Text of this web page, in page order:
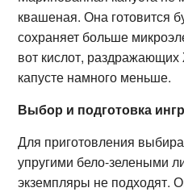
квашеная. Она готовится
сохраняет больше
вот кислот,
капусте намного меньше.
Выбор и подготовка
Для приготовления
упругими бело-зелеными
экземпляры не подходят.